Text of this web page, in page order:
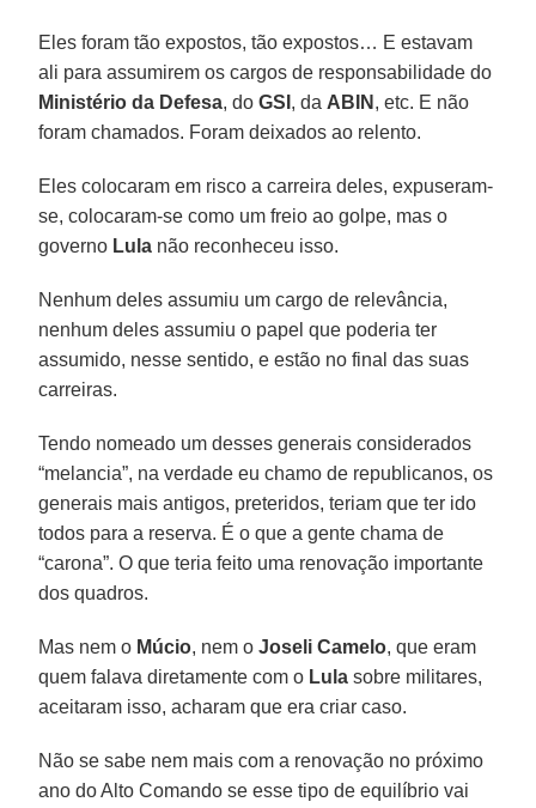
Eles foram tão expostos, tão expostos… E estavam
ali para assumirem os cargos de responsabilidade do
Ministério da Defesa, doGSI , da ABIN , etc. E não
foram chamados. Foram deixados ao relento.
Eles colocaram em risco a carreira deles, expuseram-
se, colocaram-se como um freio ao golpe, mas o
governo Lula não reconheceu isso.
Nenhum deles assumiu um cargo de relevância,
nenhum deles assumiu o papel que poderia ter
assumido, nesse sentido, e estão no final das suas
carreiras.
Tendo nomeado um desses generais considerados
“melancia”, na verdade eu chamo de republicanos, os
generais mais antigos, preteridos, teriam que ter ido
todos para a reserva. É o que a gente chama de
“carona”. O que teria feito uma renovação importante
dos quadros.
Mas nem o Múcio, nem oJoseli Camelo, que eram
quem falava diretamente com o Lula sobre militares,
aceitaram isso, acharam que era criar caso.
Não se sabe nem mais com a renovação no próximo
ano do Alto Comando se esse tipo de equilíbrio vai